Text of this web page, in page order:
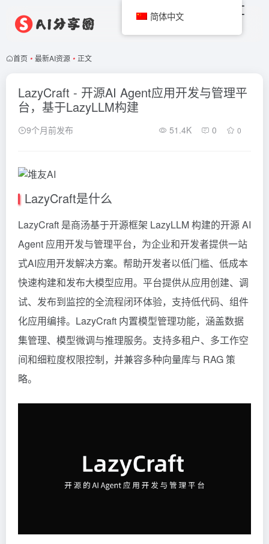
首页 • 最新AI资源 • 正文
LazyCraft - 开源AI Agent应用开发与管理平
台，基于LazyLLM构建
9个月前发布 51.4K 0 0
LazyCraft是什么
LazyCraft 是商汤基于开源框架 LazyLLM 构建的开源 AI
Agent 应用开发与管理平台，为企业和开发者提供一站
式AI应用开发解决方案。帮助开发者以低门槛、低成本
快速构建和发布大模型应用。平台提供从应用创建、调
试、发布到监控的全流程闭环体验，支持低代码、组件
化应用编排。LazyCraft 内置模型管理功能，涵盖数据
集管理、模型微调与推理服务。支持多租户、多工作空
间和细粒度权限控制，并兼容多种向量库与 RAG 策
略。
简体中文